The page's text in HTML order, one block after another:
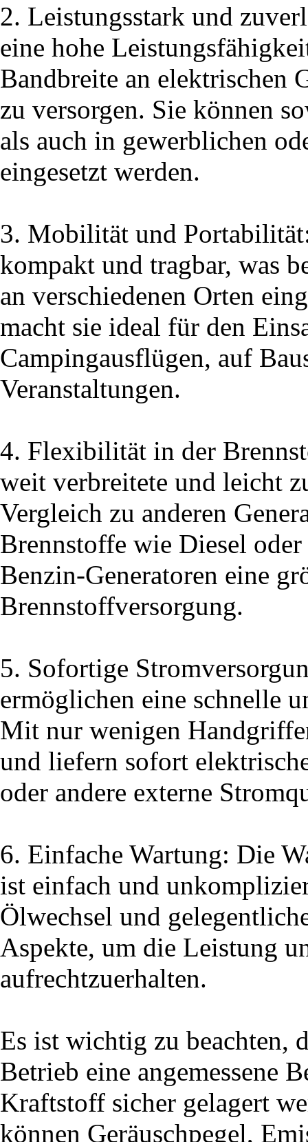
2. Leistungsstark und
eine hohe
Bandbreite an elektrischen
zu versorgen. Sie können
als auch in gewerblichen
eingesetzt werden.
3. Mobilität und
kompakt und tragbar, was
an verschiedenen Orten
macht sie ideal für den
Campingausflügen, auf
Veranstaltungen.
4. Flexibilität in der
weit verbreitete und leicht
Vergleich zu anderen
Brennstoffe wie Diesel
Benzin-Generatoren eine
Brennstoffversorgung.
5. Sofortige
ermöglichen eine schnelle
Mit nur wenigen
und liefern sofort
oder andere externe
6. Einfache Wartung: Die
ist einfach und
Ölwechsel und
Aspekte, um die Leistung
aufrechtzuerhalten.
Es ist wichtig zu beachten,
Betrieb eine angemessene
Kraftstoff sicher gelagert
können Geräuschpegel,